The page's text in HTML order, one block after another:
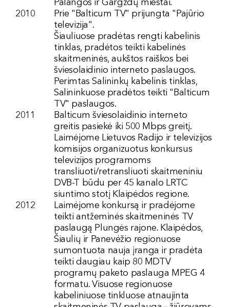
2010
Prie "Balticum TV" prijungta "Pajūrio
televizija".
Šiauliuose pradėtas rengti kabelinis
tinklas, pradėtos teikti kabelinės
skaitmeninės, aukštos raiškos bei
šviesolaidinio interneto paslaugos.
Perimtas Salininkų kabelinis tinklas,
Salininkuose pradėtos teikti "Balticum
TV" paslaugos.
2011
Balticum šviesolaidinio interneto
greitis pasiekė iki 500 Mbps greitį.
Laimėjome Lietuvos Radijo ir televizijos
komisijos organizuotus konkursus
televizijos programoms
transliuoti/retransliuoti skaitmeniniu
DVB-T būdu per 45 kanalo LRTC
siuntimo stotį Klaipėdos regione.
2012
Laimėjome konkursą ir pradėjome
teikti antžeminės skaitmeninės TV
paslaugą Plungės rajone. Klaipėdos,
Šiaulių ir Panevėžio regionuose
sumontuota nauja įranga ir pradėta
teikti daugiau kaip 80 MDTV
programų paketo paslauga MPEG 4
formatu. Visuose regionuose
kabeliniuose tinkluose atnaujinta